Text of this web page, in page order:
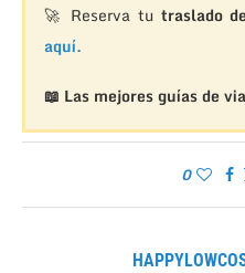
🚀 Reserva tu traslado
aquí.
📖 Las mejores guías de
0